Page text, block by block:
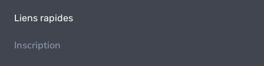
Liens rapides
Inscription